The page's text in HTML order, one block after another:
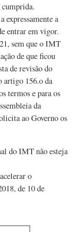
expressamente a
entrar em vigor.
sem que o IMT
de que ficou
de revisão do
artigo 156.o da
termos e para os
da
ao Governo os
do IMT não esteja
o
de 10 de